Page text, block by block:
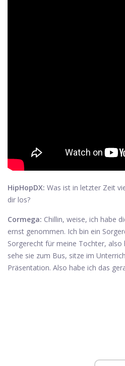
HipHopDX: Was ist in letzter Zeit
dir los?
Cormega: Chillin, weise, ich habe
ernst genommen. Ich bin ein
Sorgerecht für meine Tochter, also
sehe sie zum Bus, sitze im
Präsentation. Also habe ich das